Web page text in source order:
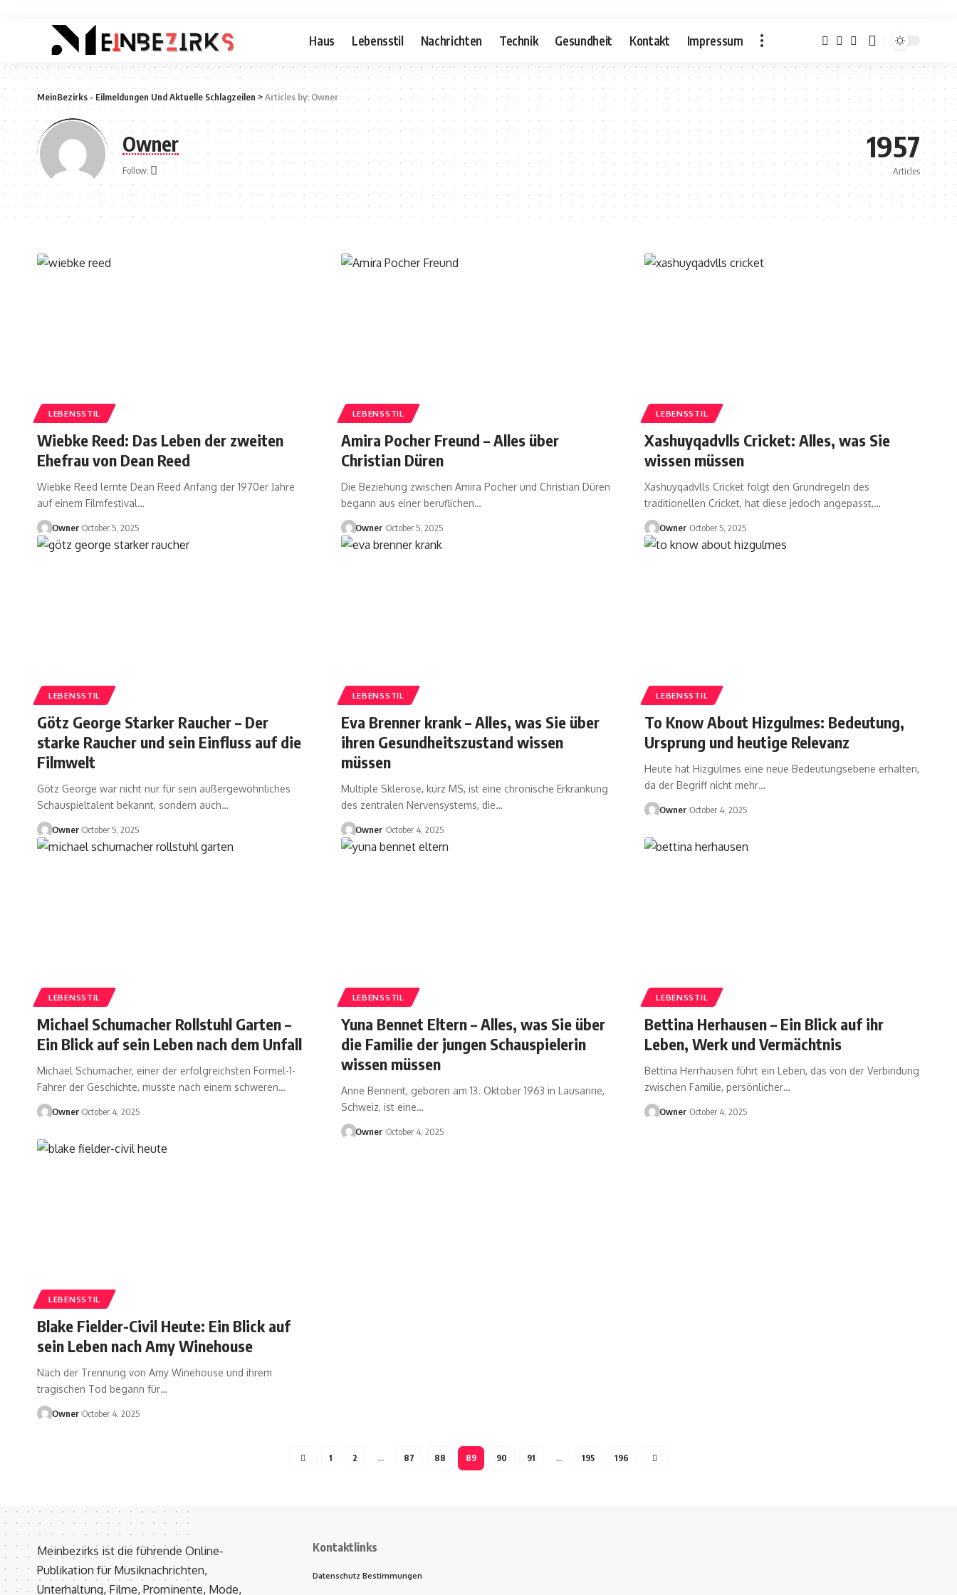
Haus Lebensstil Nachrichten Technik Gesundheit Kontakt Impressum
MeinBezirks - Eilmeldungen Und Aktuelle Schlagzeilen >Articles by: Owner
Owner
Follow:
1957
Articles
LEBENSSTIL
Wiebke Reed: Das Leben der zweiten
Ehefrau von Dean Reed
Wiebke Reed lernte Dean Reed Anfang der 1970er Jahre
auf einem Filmfestival…
Owner October 5, 2025
LEBENSSTIL
Amira Pocher Freund – Alles über
Christian Düren
Die Beziehung zwischen Amira Pocher und Christian Düren
begann aus einer beruflichen…
Owner October 5, 2025
LEBENSSTIL
Xashuyqadvlls Cricket: Alles, was Sie
wissen müssen
Xashuyqadvlls Cricket folgt den Grundregeln des
traditionellen Cricket, hat diese jedoch angepasst,…
Owner October 5, 2025
LEBENSSTIL
Götz George Starker Raucher – Der
starke Raucher und sein Einfluss auf die
Filmwelt
Götz George war nicht nur für sein außergewöhnliches
Schauspieltalent bekannt, sondern auch…
Owner October 5, 2025
LEBENSSTIL
Eva Brenner krank – Alles, was Sie über
ihren Gesundheitszustand wissen
müssen
Multiple Sklerose, kurz MS, ist eine chronische Erkrankung
des zentralen Nervensystems, die…
Owner October 4, 2025
LEBENSSTIL
To Know About Hizgulmes: Bedeutung,
Ursprung und heutige Relevanz
Heute hat Hizgulmes eine neue Bedeutungsebene erhalten,
da der Begriff nicht mehr…
Owner October 4, 2025
LEBENSSTIL
Michael Schumacher Rollstuhl Garten –
Ein Blick auf sein Leben nach dem Unfall
Michael Schumacher, einer der erfolgreichsten Formel-1-
Fahrer der Geschichte, musste nach einem schweren…
Owner October 4, 2025
LEBENSSTIL
Yuna Bennet Eltern – Alles, was Sie über
die Familie der jungen Schauspielerin
wissen müssen
Anne Bennent, geboren am 13. Oktober 1963 in Lausanne,
Schweiz, ist eine…
Owner October 4, 2025
LEBENSSTIL
Bettina Herhausen – Ein Blick auf ihr
Leben, Werk und Vermächtnis
Bettina Herrhausen führt ein Leben, das von der Verbindung
zwischen Familie, persönlicher…
Owner October 4, 2025
LEBENSSTIL
Blake Fielder-Civil Heute: Ein Blick auf
sein Leben nach Amy Winehouse
Nach der Trennung von Amy Winehouse und ihrem
tragischen Tod begann für…
Owner October 4, 2025
1 2 … 87 88 89 90 91 … 195 196
Meinbezirks ist die führende Online-
Publikation für Musiknachrichten,
Unterhaltung, Filme, Prominente, Mode,
Kontaktlinks
Datenschutz Bestimmungen